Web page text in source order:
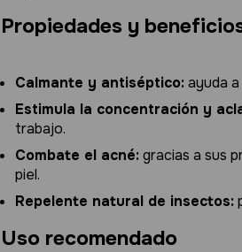
Propiedades y
Calmante y antiséptico:ayuda
Estimula la concentración y
trabajo.
Combate el acné:gracias a sus
piel.
Repelente natural de insectos:
Uso recomendado